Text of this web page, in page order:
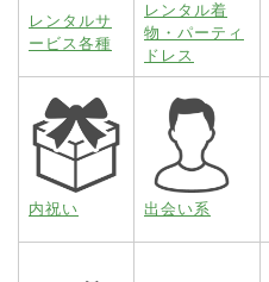
レンタルサ
ービス各種
レンタル着
物・パーティ
ドレス
内祝い 出会い系